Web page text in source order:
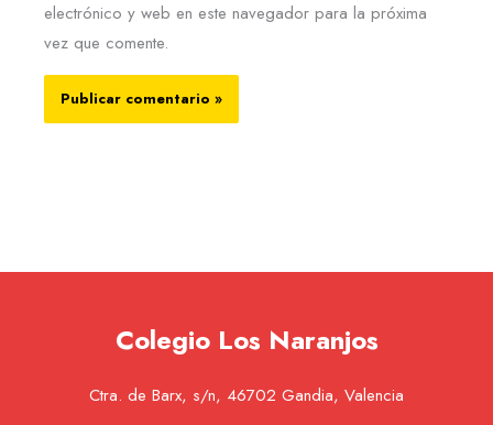
electrónico y web en este navegador para la próxima
vez que comente.
Colegio Los Naranjos
Ctra. de Barx, s/n, 46702 Gandia, Valencia